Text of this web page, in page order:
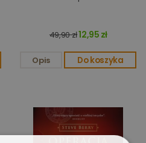
49,90 zł12,95 zł
Opis Do koszyka